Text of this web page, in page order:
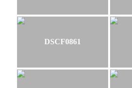
DSCF0861